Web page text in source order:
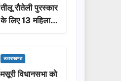
तीलू रौतेली पुरस्कार
के लिए 13 महिलाओं
का चयन, 35
कार्यकर्तियां भी होंगी
सम्मानित…
उत्तराखण्ड
मसूरी विधानसभा को